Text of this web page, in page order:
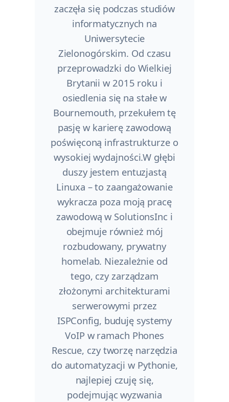
zaczęła się podczas studiów
informatycznych na
Uniwersytecie
Zielonogórskim. Od czasu
przeprowadzki do Wielkiej
Brytanii w 2015 roku i
osiedlenia się na stałe w
Bournemouth, przekułem tę
pasję w karierę zawodową
poświęconą infrastrukturze o
wysokiej wydajności.W głębi
duszy jestem entuzjastą
Linuxa – to zaangażowanie
wykracza poza moją pracę
zawodową w SolutionsInc i
obejmuje również mój
rozbudowany, prywatny
homelab. Niezależnie od
tego, czy zarządzam
złożonymi architekturami
serwerowymi przez
ISPConfig, buduję systemy
VoIP w ramach Phones
Rescue, czy tworzę narzędzia
do automatyzacji w Pythonie,
najlepiej czuję się,
podejmując wyzwania